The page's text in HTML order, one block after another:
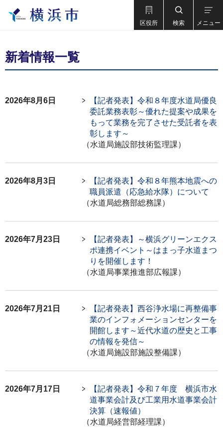
区役所 検索 メニュー
新着情報一覧
2026年8月6日
【記者発表】令和８年度水道局優良
委託業務表彰～優れた提案や成果を
もって業務を完了させた受託者を表
彰します～
（水道局施設部技術監理課）
2026年8月3日
【記者発表】令和８年熊本地震への
職員派遣（応急給水隊）について
（水道局総務部総務課）
2026年7月23日
【記者発表】～横浜グリーンエクス
ポ連携イベント～はまっ子水道まつ
りを開催します！
（水道局事業推進部広報課）
2026年7月21日
【記者発表】西谷浄水場に再整備事
業のインフォメーションセンターを
開館します～近代水道の歴史と工事
の情報を発信～
（水道局施設部施設整備課）
2026年7月17日
【記者発表】令和７年度 横浜市水
道事業会計及び工業用水道事業会計
決算（速報値）
（水道局経営部経理課）